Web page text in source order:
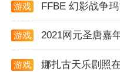
略。
游戏点评
总的来说，行星工作者
游戏
FFBE 幻影战争
游戏
2021网元圣唐嘉
游戏
娜扎古天乐剧照